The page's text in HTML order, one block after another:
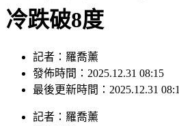
冷跌破8度
記者：羅喬薰
發佈時間：2025.12.31 08:15
最後更新時間：2025.12.31
記者 ： 羅喬薰